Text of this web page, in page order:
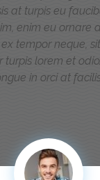
at turpis eu
enim eu ornare
tempor neque,
turpis lorem et
in orci at